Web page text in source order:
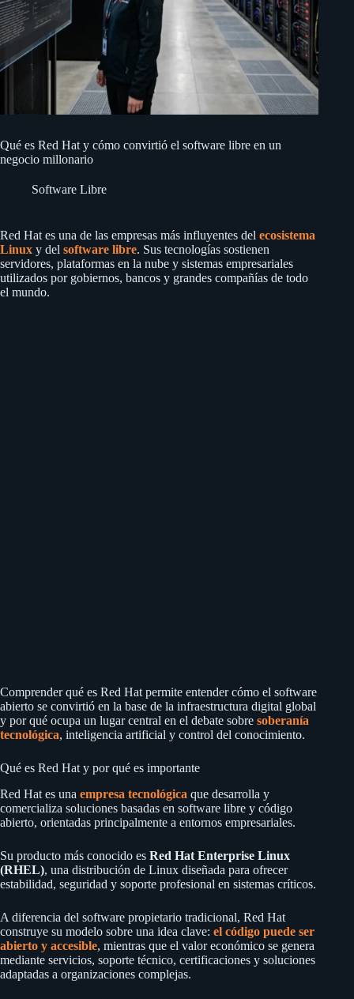
Qué es Red Hat y cómo convirtió el software libre en un
negocio millonario
Software Libre
Red Hat es una de las empresas más influyentes del ecosistema
Linux y del software libre. Sus tecnologías sostienen
servidores, plataformas en la nube y sistemas empresariales
utilizados por gobiernos, bancos y grandes compañías de todo
el mundo.
Comprender qué es Red Hat permite entender cómo el software
abierto se convirtió en la base de la infraestructura digital global
y por qué ocupa un lugar central en el debate sobre soberanía
tecnológica, inteligencia artificial y control del conocimiento.
Qué es Red Hat y por qué es importante
Red Hat es una empresa tecnológica que desarrolla y
comercializa soluciones basadas en software libre y código
abierto, orientadas principalmente a entornos empresariales.
Su producto más conocido es Red Hat Enterprise Linux
(RHEL), una distribución de Linux diseñada para ofrecer
estabilidad, seguridad y soporte profesional en sistemas críticos.
A diferencia del software propietario tradicional, Red Hat
construye su modelo sobre una idea clave: el código puede ser
abierto y accesible, mientras que el valor económico se genera
mediante servicios, soporte técnico, certificaciones y soluciones
adaptadas a organizaciones complejas.